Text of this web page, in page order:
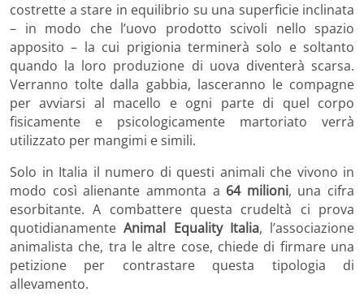
costrette a stare in equilibrio su una superficie inclinata
– in modo che l’uovo prodotto scivoli nello spazio
apposito – la cui prigionia terminerà solo e soltanto
quando la loro produzione di uova diventerà scarsa.
Verranno tolte dalla gabbia, lasceranno le compagne
per avviarsi al macello e ogni parte di quel corpo
fisicamente e psicologicamente martoriato verrà
utilizzato per mangimi e simili.
Solo in Italia il numero di questi animali che vivono in
modo così alienante ammonta a 64 milioni, una cifra
esorbitante. A combattere questa crudeltà ci prova
quotidianamenteAnimal Equality Italia, l’associazione
animalista che, tra le altre cose, chiede di firmare una
petizione per contrastare questa tipologia di
allevamento.